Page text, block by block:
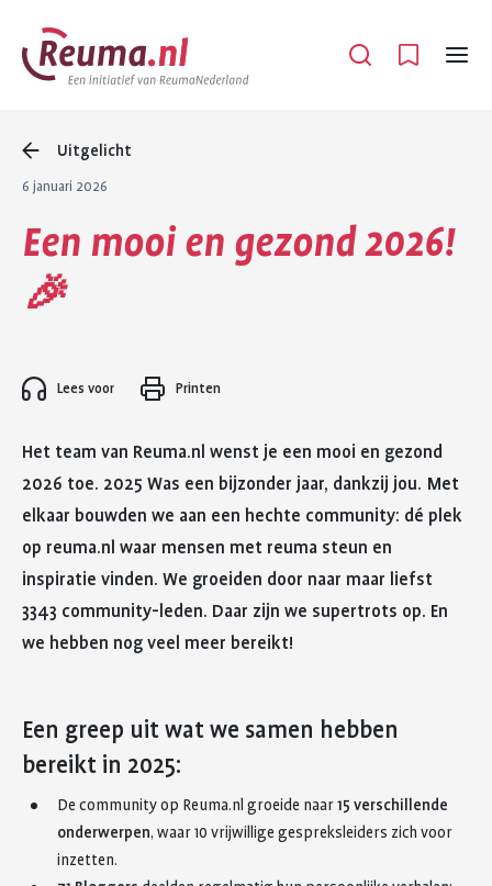
Spring
naar
hoofdinhoud
Spring
naar
footer
Open
Menu
Uitgelicht
6 januari 2026
Een mooi en gezond 2026!
🎉
Lees voor Printen
Het team van Reuma.nl wenst je een mooi en gezond
2026 toe. 2025 Was een bijzonder jaar, dankzij jou. Met
elkaar bouwden we aan een hechte community: dé plek
op reuma.nl waar mensen met reuma steun en
inspiratie vinden. We groeiden door naar maar liefst
3343 community-leden. Daar zijn we supertrots op. En
we hebben nog veel meer bereikt!
Een greep uit wat we samen hebben
bereikt in 2025:
De community op Reuma.nl groeide naar15 verschillende
onderwerpen, waar 10 vrijwillige gespreksleiders zich voor
inzetten.